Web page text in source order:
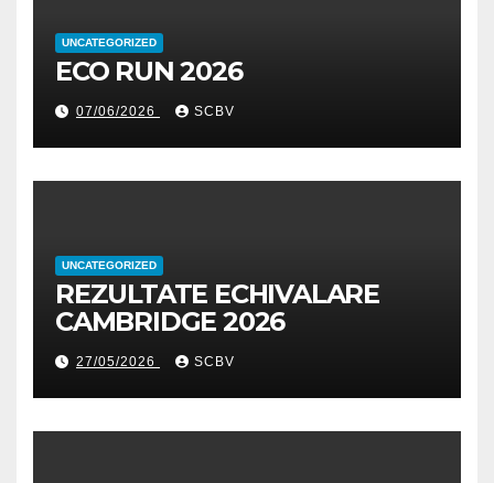
UNCATEGORIZED
ECO RUN 2026
07/06/2026 SCBV
UNCATEGORIZED
REZULTATE ECHIVALARE
CAMBRIDGE 2026
27/05/2026 SCBV